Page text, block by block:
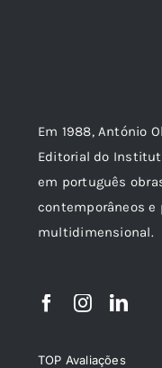
Em 1988, António
Editorial do
em português
contemporâneos e
multidimensional.
TOP Avaliações